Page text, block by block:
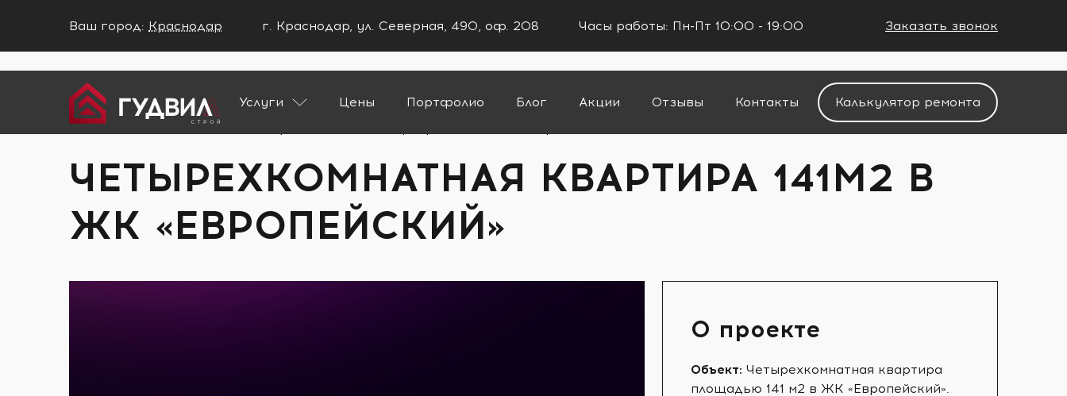
Ваш город: Краснодар
Ваш город Краснодар?
НЕТ
г. Краснодар, ул. Северная, 490, оф. 208 Часы работы: Пн-Пт 10:00 - 19:00 Заказать звонок
Услуги
Цены Портфолио Блог Акции Отзывы Контакты
Калькулятор ремонта
Главная
Портфолио
ЧЕТЫРЕХКОМНАТНАЯ КВАРТИРА 141М2 В
ЖК «ЕВРОПЕЙСКИЙ»
О проекте
Объект: Четырехкомнатная квартира
площадью 141 м2 в ЖК «Европейский».